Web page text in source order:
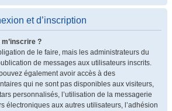
et d’inscription
?
de le faire, mais les administrateurs du
de messages aux utilisateurs inscrits.
également avoir accès à des
qui ne sont pas disponibles aux visiteurs,
personnalisés, l’utilisation de la messagerie
électroniques aux autres utilisateurs, l’adhésion